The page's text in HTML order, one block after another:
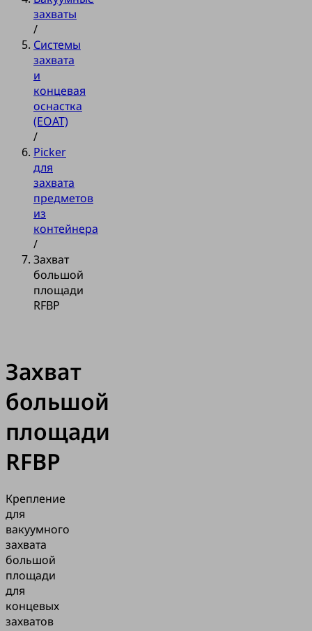
захваты
/
Системы
захвата
и
концевая
оснастка
(EOAT)
/
Picker
для
захвата
предметов
из
контейнера
/
Захват
большой
площади
RFBP
Захват
большой
площади
RFBP
Крепление
для
вакуумного
захвата
большой
площади
для
концевых
захватов